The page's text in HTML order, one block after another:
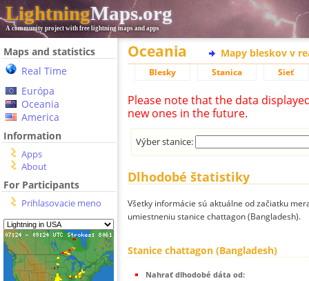
LightningMaps.org
A community project with free lightning maps and apps
Maps and statistics
Real Time
Európa
Oceania
America
Information
Apps
About
For Participants
Prihlasovacie meno
Oceania Mapy bleskov v
Blesky Stanica Sieť
Please note that the data
new ones in the future.
Výber stanice:
Dlhodobé štatistiky
Všetky informácie sú aktuálne od začiatku
umiestneniu stanice chattagon (Bangladesh).
Stanice chattagon (Bangladesh)
Nahrať dlhodobé dáta od: